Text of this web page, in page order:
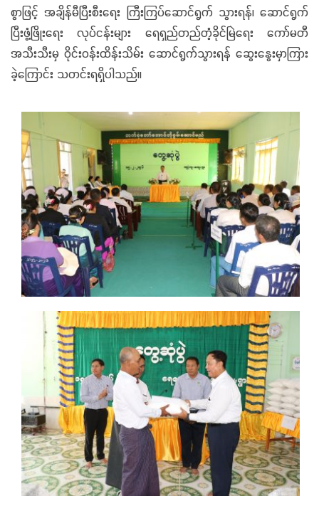
စွာဖြင့် အချိန်မီပြီးစီးရေး ကြီးကြပ်ဆောင်ရွက် သွားရန်၊ ဆောင်ရွက်
ပြီးဖွံ့ဖြိုးရေး လုပ်ငန်းများ ရေရှည်တည်တံ့ခိုင်မြဲရေး ကော်မတီ
အသီးသီးမှ ဝိုင်းဝန်းထိန်းသိမ်း ဆောင်ရွက်သွားရန် ဆွေးနွေးမှာကြား
ခဲ့ကြောင်း သတင်းရရှိပါသည်။